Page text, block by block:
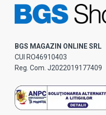
BGS MAGAZIN ONLINE SRL
CUI RO46910403
Reg. Com. J2022019177409